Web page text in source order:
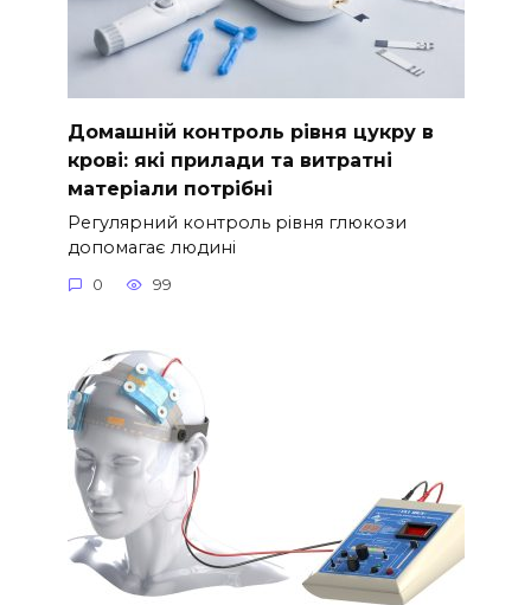
Домашній контроль рівня цукру в
крові: які прилади та витратні
матеріали потрібні
Регулярний контроль рівня глюкози
допомагає людині
0 99